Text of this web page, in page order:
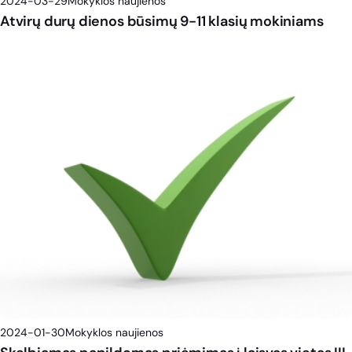
Atvirų durų dienos būsimų 9-11 klasių mokiniams
2024-01-30Mokyklos naujienos